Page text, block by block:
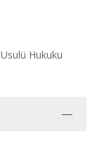
Hukuku